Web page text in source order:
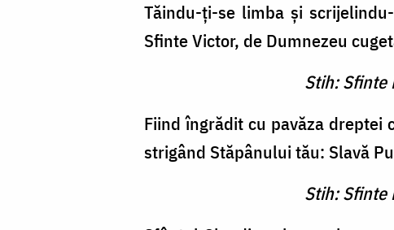
Tăindu-ţi-se limba şi
Sfinte Victor, de Dumnezeu
Stih: Sfinte
Fiind îngrădit cu pavăza dreptei
strigând Stăpânului tău: Slavă
Stih: Sfinte